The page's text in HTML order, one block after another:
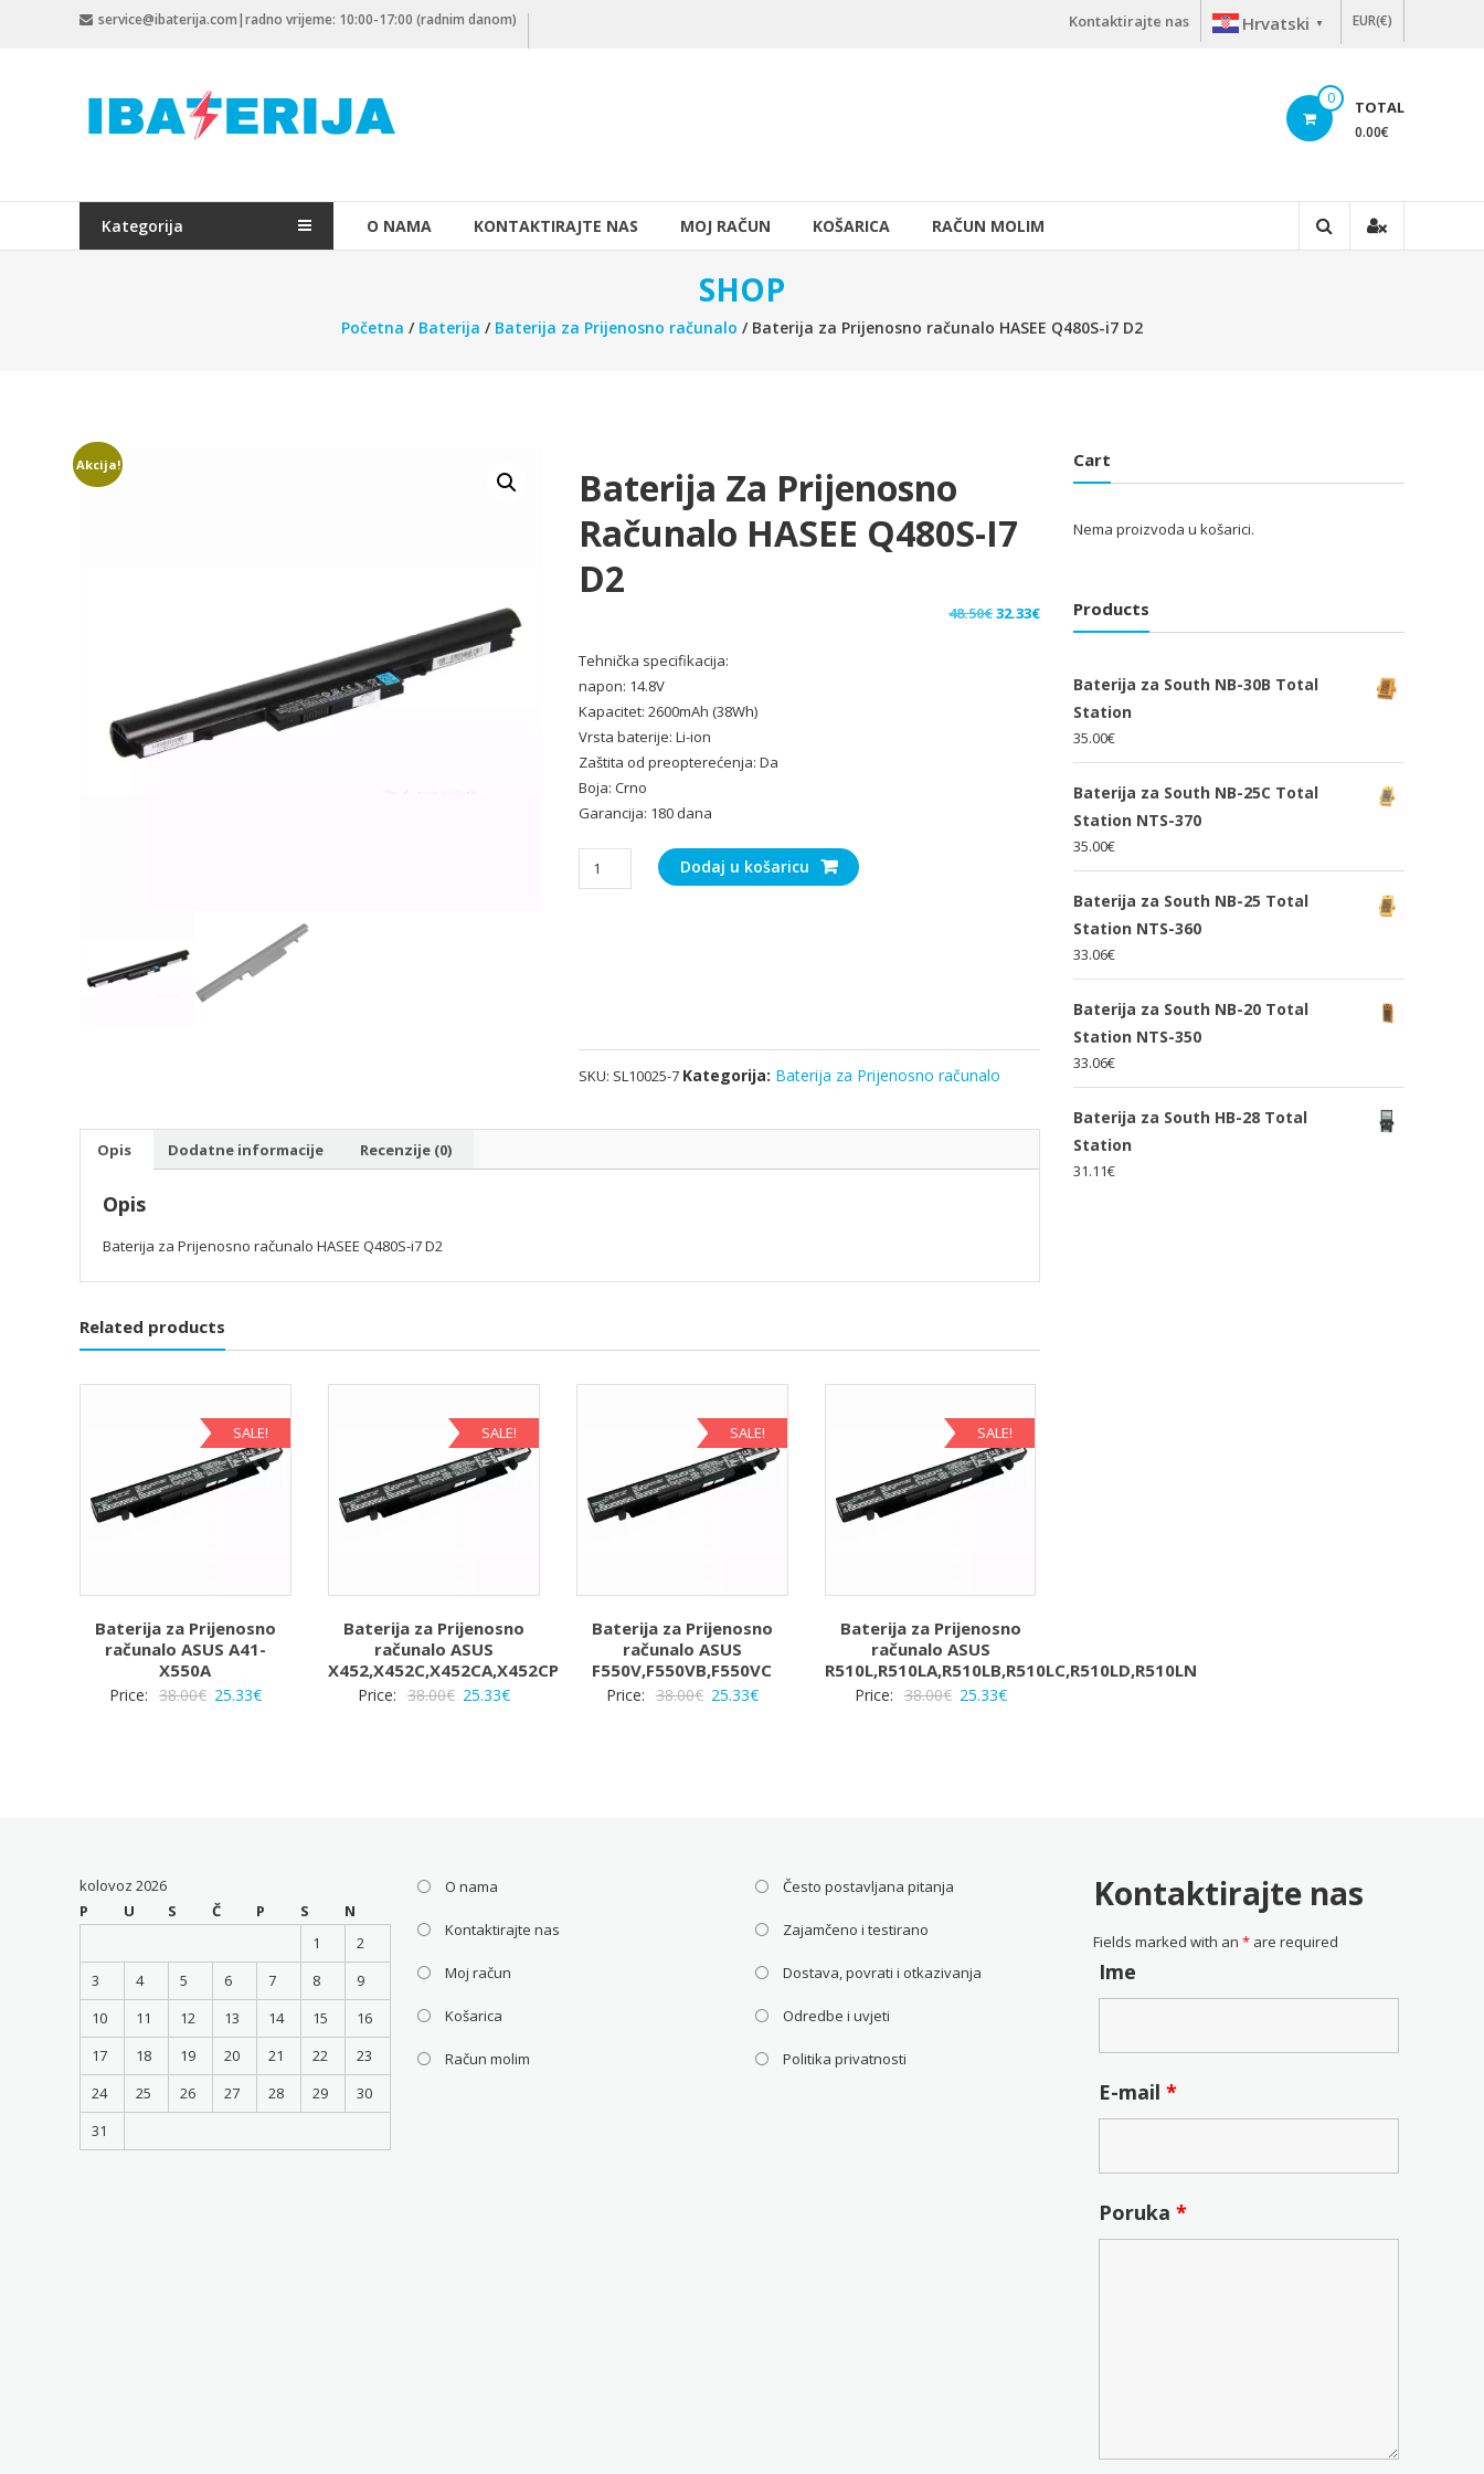
service@ibaterija.com|radno vrijeme: 10:00-17:00 (radnim danom) Kontaktirajte nas Hrvatski ▼ EUR(€)
0 TOTAL
0.00€
Kategorija O NAMA KONTAKTIRAJTE NAS MOJ RAČUN KOŠARICA RAČUN MOLIM
SHOP
Početna / Baterija / Baterija za Prijenosno računalo / Baterija za Prijenosno računalo HASEE Q480S-i7 D2
Akcija!
Baterija Za Prijenosno
Računalo HASEE Q480S-I7
D2
48.50€Izvorna
32.33€Trenutna
cijena
32.33€.
Tehnička specifikacija:
napon: 14.8V
Kapacitet: 2600mAh (38Wh)
Vrsta baterije: Li-ion
Zaštita od preopterećenja: Da
Boja: Crno
Garancija: 180 dana
Baterija
za
Dodaj u košaricu
SKU: SL10025-7 Kategorija: Baterija za Prijenosno računalo
Opis Dodatne informacije Recenzije (0)
Opis
Baterija za Prijenosno računalo HASEE Q480S-i7 D2
Related products
SALE!
Baterija za Prijenosno
računalo ASUS A41-
X550A
Price: 38.00€ Izvorna
25.33€Trenutna
SALE!
Baterija za Prijenosno
računalo ASUS
X452,X452C,X452CA,X452CP
Price: 38.00€ Izvorna
25.33€Trenutna
SALE!
Baterija za Prijenosno
računalo ASUS
F550V,F550VB,F550VC
Price: 38.00€ Izvorna
25.33€Trenutna
SALE!
Baterija za Prijenosno
računalo ASUS
R510L,R510LA,R510LB,R510LC,R510LD,R510LN
Price: 38.00€ Izvorna
25.33€Trenutna
Cart
Nema proizvoda u košarici.
Products
Baterija za South NB-30B Total
Station
35.00€
Baterija za South NB-25C Total
Station NTS-370
35.00€
Baterija za South NB-25 Total
Station NTS-360
33.06€
Baterija za South NB-20 Total
Station NTS-350
33.06€
Baterija za South HB-28 Total
Station
31.11€
kolovoz 2026
P
U S Č P S
N
1
2
3
4 5 6 7 8
9
10
11 12 13 14 15
16
17
18 19 20 21 22
23
24
25 26 27 28 29
30
31
O nama
Kontaktirajte nas
Moj račun
Košarica
Račun molim
Često postavljana pitanja
Zajamčeno i testirano
Dostava, povrati i otkazivanja
Odredbe i uvjeti
Politika privatnosti
Kontaktirajte nas
Fields marked with an* are required
Ime
E-mail*
Poruka*